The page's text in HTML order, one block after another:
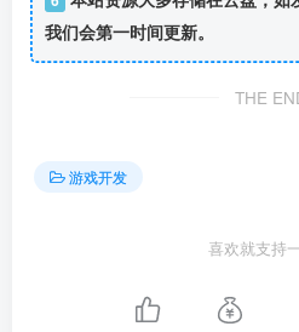
我们会第一时间更新。
THE
游戏开发
喜欢就支持